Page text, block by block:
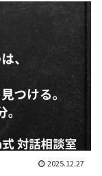
2025.12.27